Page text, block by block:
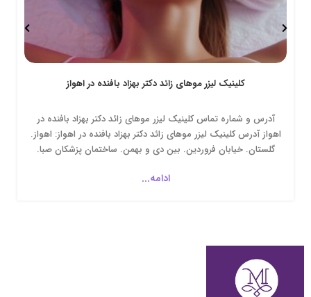
کلینیک لیزر موهای زائد دکتر بهزاد بافنده در اهواز
آدرس و شماره تماس کلینیک لیزر موهای زائد دکتر بهزاد بافنده در
اهواز آدرس کلینیک لیزر موهای زائد دکتر بهزاد بافنده در اهواز: اهواز.
گلستان. خیابان فروردین. بین دی و بهمن. ساختمان پزشکان صبا.
ادامه...